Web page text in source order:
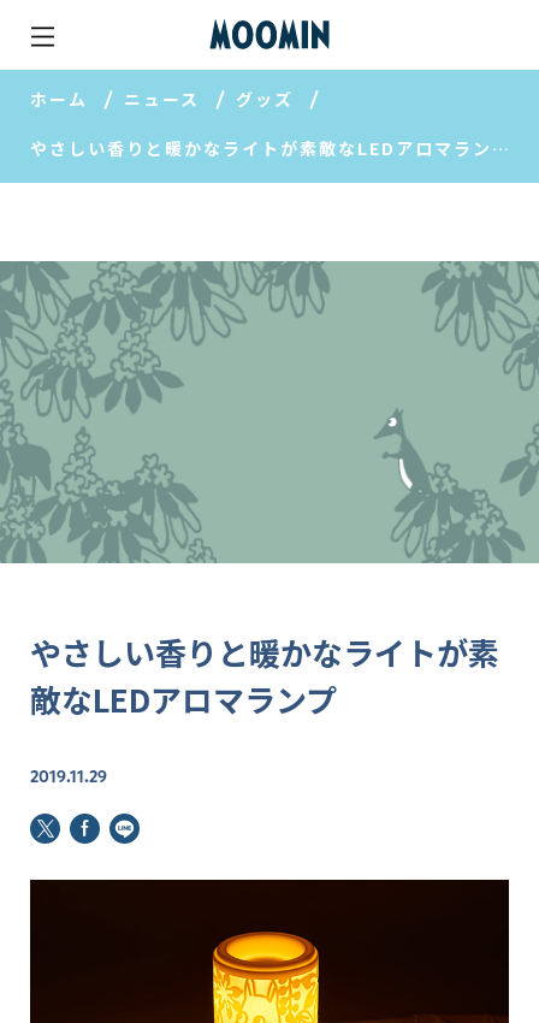
ホーム ニュース グッズ
やさしい香りと暖かなライトが素敵なLEDアロマランプ
やさしい香りと暖かなライトが素
敵なLEDアロマランプ
2019.11.29